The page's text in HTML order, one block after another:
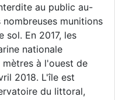
au public au-
munitions
sol. En 2017, les
nationale
à l'ouest de
2018. L'île est
du littoral,